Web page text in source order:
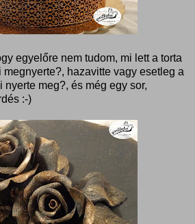
egyelőre nem tudom, mi lett a torta
hazavitte vagy esetleg a
nyerte meg?, és még egy sor,
:-)